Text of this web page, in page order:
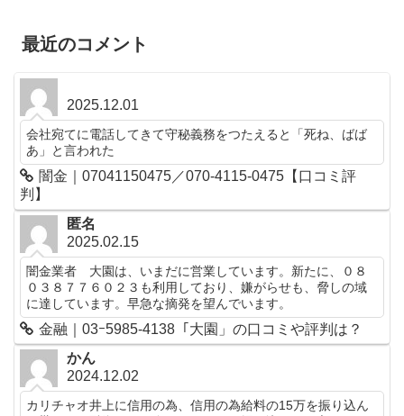
最近のコメント
2025.12.01
会社宛てに電話してきて守秘義務をつたえると「死ね、ばば
あ」と言われた
闇金｜07041150475／070-4115-0475【口コミ評
判】
匿名
2025.02.15
闇金業者 大園は、いまだに営業しています。新たに、０８
０３８７７６０２３も利用しており、嫌がらせも、脅しの域
に達しています。早急な摘発を望んでいます。
金融｜03ｰ5985-4138「大園」の口コミや評判は？
かん
2024.12.02
カリチャオ井上に信用の為、信用の為給料の15万を振り込ん